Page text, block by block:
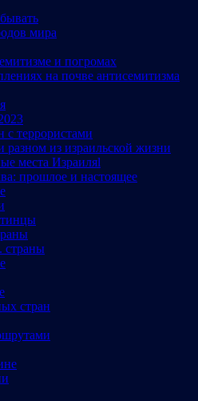
мира
и погромах
на почве антисемитизма
с террористами
разном из израильской жизни
места Израиляl
прошлое и настоящее
страны
стран